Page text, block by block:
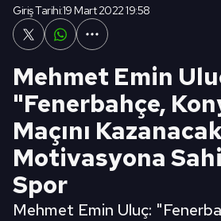
Giriş Tarihi:19 Mart 2022 19:58
Mehmet Emin
"Fenerbahçe,
Maçını
Motivasyona
Spor
Mehmet Emin Uluç: